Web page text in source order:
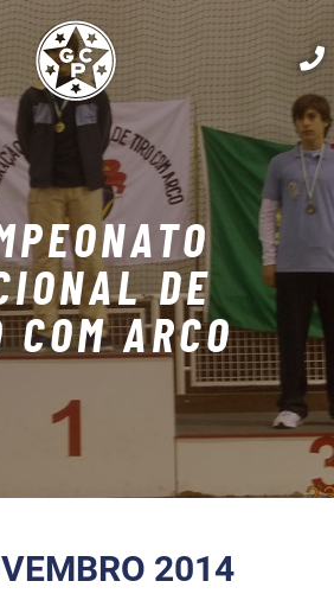
DE
COM ARCO
2014